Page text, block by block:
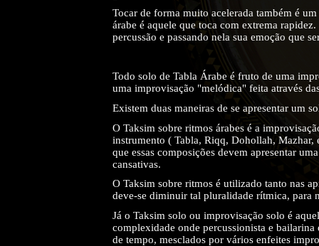
Tocar de forma muito acelerada também é
árabe é aquele que toca com extrema
percussão e passando nela sua emoção que
Todo solo de Tabla Árabe é fruto de uma
uma improvisação "melódica" feita através
Existem duas maneiras de se apresentar um
O Taksim sobre ritmos árabes é a
instrumento ( Tabla, Riqq, Dohollah, Mazhar,
que essas composições devem apresentar
cansativas.
O Taksim sobre ritmos é utilizado tanto nas
deve-se diminuir tal pluralidade rítmica, para
Já o Taksim solo ou improvisação solo é
complexidade onde percussionista e
de tempo, mesclados por vários enfeites